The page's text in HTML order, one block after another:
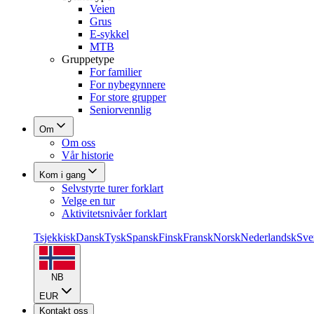
Veien
Grus
E-sykkel
MTB
Gruppetype
For familier
For nybegynnere
For store grupper
Seniorvennlig
Om
Om oss
Vår historie
Kom i gang
Selvstyrte turer forklart
Velge en tur
Aktivitetsnivåer forklart
TsjekkiskDanskTyskSpanskFinskFranskNorskNederlandsk
NB
EUR
Kontakt oss